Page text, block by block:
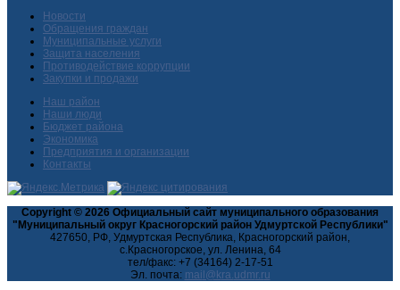
Новости
Обращения граждан
Муниципальные услуги
Защита населения
Противодействие коррупции
Закупки и продажи
Наш район
Наши люди
Бюджет района
Экономика
Предприятия и организации
Контакты
Copyright © 2026 Официальный сайт муниципального образования
"Муниципальный округ Красногорский район Удмуртской Республики"
427650, РФ, Удмуртская Республика, Красногорский район,
с.Красногорское, ул. Ленина, 64
тел/факс: +7 (34164) 2-17-51
Эл. почта: